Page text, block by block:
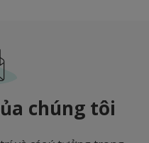
chúng tôi